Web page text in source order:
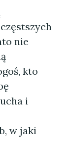
nie
kto
i
w jaki